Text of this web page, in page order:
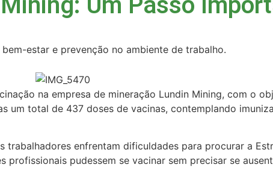
estar e prevenção no ambiente de trabalho.
na empresa de mineração Lundin Mining, com o
um total de 437 doses de vacinas, contemplando
enfrentam dificuldades para procurar a
pudessem se vacinar sem precisar se